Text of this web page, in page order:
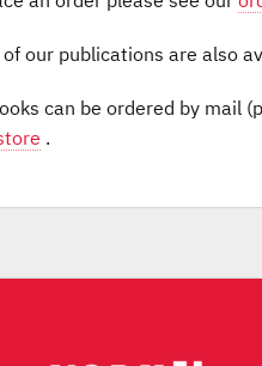
of our publications are also
can be ordered by mail
.